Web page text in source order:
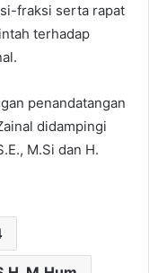
fraksi serta rapat
terhadap
penandatangan
didampingi
M.Si dan H.